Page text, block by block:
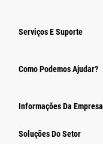
Serviços E Suporte
Como Podemos Ajudar?
Informações Da Empresa
Soluções Do Setor